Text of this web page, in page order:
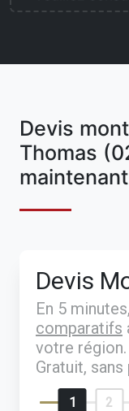
Devis
Thomas
maintenant
Devis
En 5
comparatifs
votre région.
Gratuit,
1 2